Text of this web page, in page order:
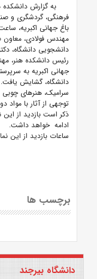
به گزارش دانشکده
فرهنگی، گردشگری و
مهندس فولادی، معاون
دانشجویی دانشگاه،
رئیس دانشکده هنر،
جهانی اکبریه به
دانشگاه، گشایش یافت.
سرامیک، هنرهای
توجهی از آثار با
ادامه خواهد داشت.
ساعات بازدید از این نمایشگاه ۹ صبح الی ۱۲:۳۰ و ۱۷
برچسب ها
دانشگاه بیرجند